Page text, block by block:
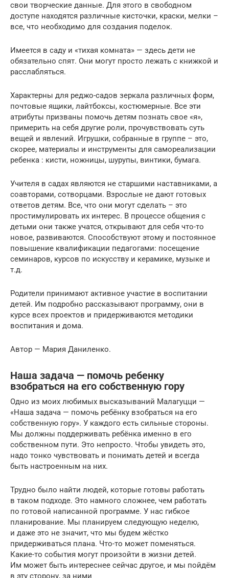
свои творческие данные. Для этого в свободном
доступе находятся различные кисточки, краски, мелки –
все, что необходимо для создания поделок.
Имеется в саду и «тихая комната» — здесь дети не
обязательно спят. Они могут просто лежать с книжкой и
расслабляться.
Характерны для реджо-cадов зеркала различных форм,
почтовые ящики, лайтбоксы, костюмерные. Все эти
атрибуты призваны помочь детям познать свое «я»,
примерить на себя другие роли, прочувствовать суть
вещей и явлений. Игрушки, собранные в группе – это,
скорее, материалы и инструменты для самореализации
ребенка : кисти, ножницы, шурупы, винтики, бумага.
Учителя в садах являются не старшими наставниками, а
соавторами, сотворцами. Взрослые не дают готовых
ответов детям. Все, что они могут сделать – это
простимулировать их интерес. В процессе общения с
детьми они также учатся, открывают для себя что-то
новое, развиваются. Способствуют этому и постоянное
повышение квалификации педагогами: посещение
семинаров, курсов по искусству и керамике, музыке и
т.д.
Родители принимают активное участие в воспитании
детей. Им подробно рассказывают программу, они в
курсе всех проектов и придерживаются методики
воспитания и дома.
Автор — Мария Даниленко.
Наша задача — помочь ребенку
взобраться на его собственную гору
Одно из моих любимых высказываний Малагуцци —
«Наша задача — помочь ребёнку взобраться на его
собственную гору». У каждого есть сильные стороны.
Мы должны поддерживать ребёнка именно в его
собственном пути. Это непросто. Чтобы увидеть это,
надо тонко чувствовать и понимать детей и всегда
быть настроенным на них.
Трудно было найти людей, которые готовы работать
в таком подходе. Это намного сложнее, чем работать
по готовой написанной программе. У нас гибкое
планирование. Мы планируем следующую неделю,
и даже это не значит, что мы будем жёстко
придерживаться плана. Что-то может поменяться.
Какие-то события могут произойти в жизни детей.
Им может быть интереснее сейчас другое, и мы пойдём
в эту сторону, за ними